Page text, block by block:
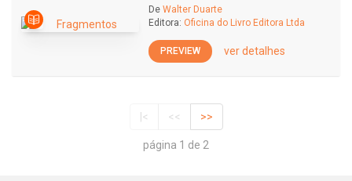
De Walter Duarte
Editora: Oficina do Livro Editora Ltda
PREVIEW ver detalhes
|< << >>
página 1 de 2